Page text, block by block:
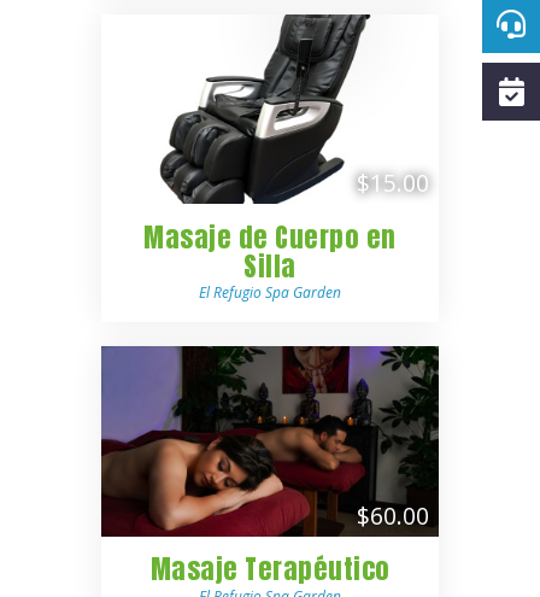
$15.00
Masaje de Cuerpo en
Silla
El Refugio Spa Garden
$60.00
Masaje Terapéutico